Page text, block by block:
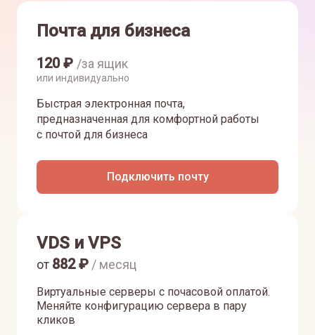
Почта для бизнеса
120₽ /за ящик
или индивидуально
Быстрая электронная почта,
предназначенная для комфортной работы
с почтой для бизнеса
Подключить почту
VDS и VPS
Виртуальные серверы с почасовой оплатой.
Меняйте конфигурацию сервера в пару
кликов
от 882₽ / месяц